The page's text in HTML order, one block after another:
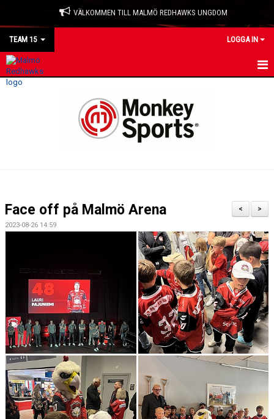
VÄLKOMMEN TILL MALMÖ REDHAWKS UNGDOM
TEAM 15 LOGGA IN
HEM
BILDGALLERI
KONTAKT
>
<
Face off på Malmö Arena
2023-08-26 14:59